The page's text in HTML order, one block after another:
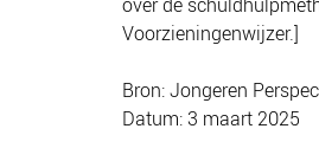
Voorzieningenwijzer.]
Bron: Jongeren
Datum: 3 maart 2025